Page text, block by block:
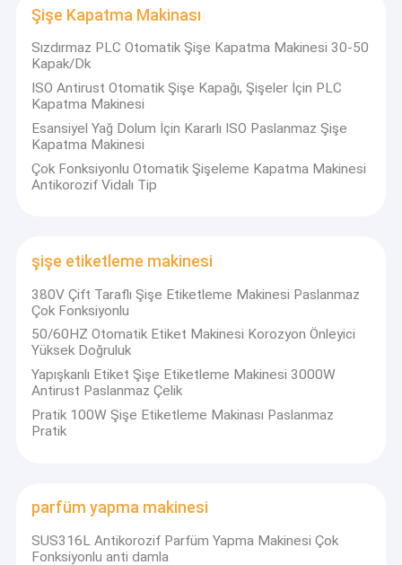
Ürünler
Hakkımızda
Şişe Kapatma Makinası
Sızdırmaz PLC Otomatik Şişe Kapatma Makinesi 30-50
Kapak/Dk
ISO Antirust Otomatik Şişe Kapağı, Şişeler İçin PLC
Kapatma Makinesi
Esansiyel Yağ Dolum İçin Kararlı ISO Paslanmaz Şişe
Kapatma Makinesi
Çok Fonksiyonlu Otomatik Şişeleme Kapatma Makinesi
Antikorozif Vidalı Tip
şişe etiketleme makinesi
380V Çift Taraflı Şişe Etiketleme Makinesi Paslanmaz
Çok Fonksiyonlu
50/60HZ Otomatik Etiket Makinesi Korozyon Önleyici
Yüksek Doğruluk
Yapışkanlı Etiket Şişe Etiketleme Makinesi 3000W
Antirust Paslanmaz Çelik
Pratik 100W Şişe Etiketleme Makinası Paslanmaz
Pratik
parfüm yapma makinesi
SUS316L Antikorozif Parfüm Yapma Makinesi Çok
Fonksiyonlu anti damla
bulunan bir makine üreticisidir.1996 yılından beri kozmetik, gıda
ve ilaç makineleri alanlarında uzman olarak kurulmuş yüksek
teknoloji ürünü bir kuruluştur.